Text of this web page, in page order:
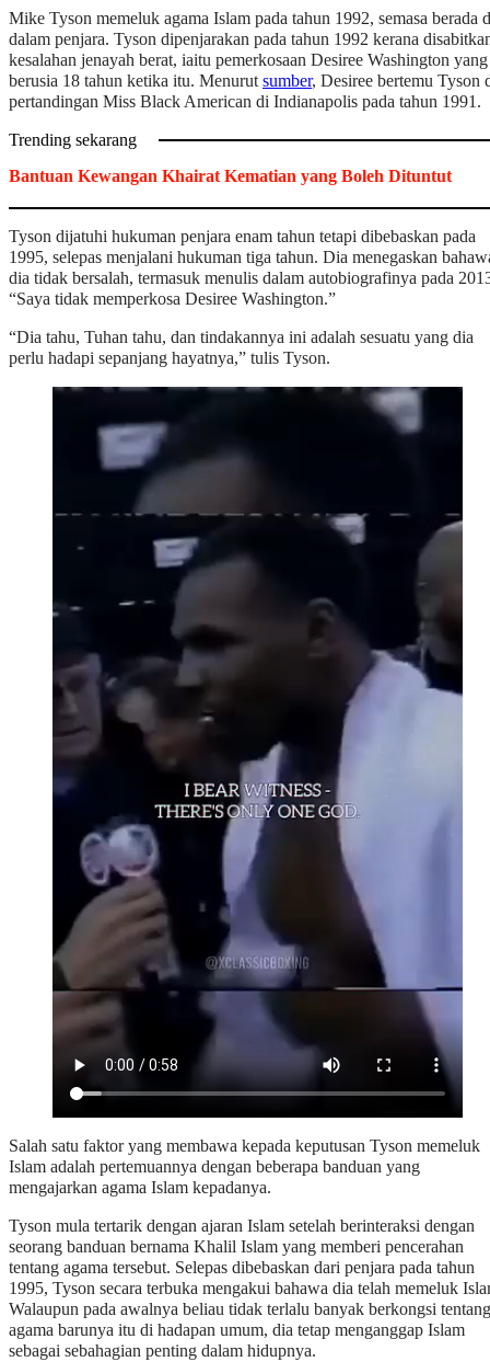
Mike Tyson memeluk agama Islam pada tahun 1992, semasa berada
dalam penjara. Tyson dipenjarakan pada tahun 1992 kerana
kesalahan jenayah berat, iaitu pemerkosaan Desiree Washington yang
berusia 18 tahun ketika itu. Menurutsumber, Desiree bertemu Tyson
pertandingan Miss Black American di Indianapolis pada tahun 1991.
Trending sekarang
Bantuan Kewangan Khairat Kematian yang Boleh Dituntut
Tyson dijatuhi hukuman penjara enam tahun tetapi dibebaskan pada
1995, selepas menjalani hukuman tiga tahun. Dia menegaskan
dia tidak bersalah, termasuk menulis dalam autobiografinya pada
“Saya tidak memperkosa Desiree Washington.”
“Dia tahu, Tuhan tahu, dan tindakannya ini adalah sesuatu yang dia
perlu hadapi sepanjang hayatnya,” tulis Tyson.
Salah satu faktor yang membawa kepada keputusan Tyson memeluk
Islam adalah pertemuannya dengan beberapa banduan yang
mengajarkan agama Islam kepadanya.
Tyson mula tertarik dengan ajaran Islam setelah berinteraksi dengan
seorang banduan bernama Khalil Islam yang memberi pencerahan
tentang agama tersebut. Selepas dibebaskan dari penjara pada tahun
1995, Tyson secara terbuka mengakui bahawa dia telah memeluk
Walaupun pada awalnya beliau tidak terlalu banyak berkongsi tentang
agama barunya itu di hadapan umum, dia tetap menganggap Islam
sebagai sebahagian penting dalam hidupnya.